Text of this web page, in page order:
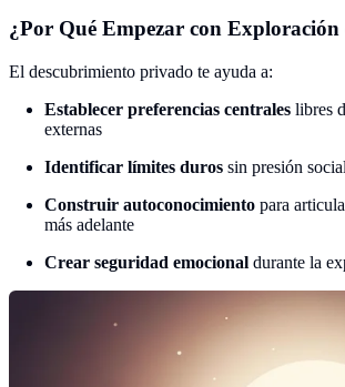
¿Por Qué Empezar con
El descubrimiento privado te ayuda a:
Establecer preferencias centrales libres
externas
Identificar límites duros sin presión social
Construir autoconocimiento para
más adelante
Crear seguridad emocional durante la